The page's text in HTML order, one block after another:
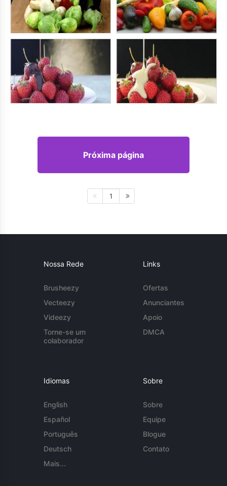
Próxima página
1
Nossa Rede
Brusheezy
Vecteezy
Videezy
Torne-se um
colaborador
Links
Ofertas
Anunciantes
Apoio
DMCA
Idiomas
English
Español
Português
Deutsch
Mais...
Sobre
Sobre
Equipe
Blogue
Contato